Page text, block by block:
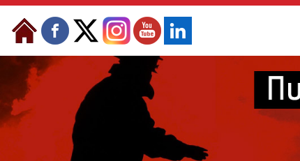
Μετάβαση στο περιεχόμενο